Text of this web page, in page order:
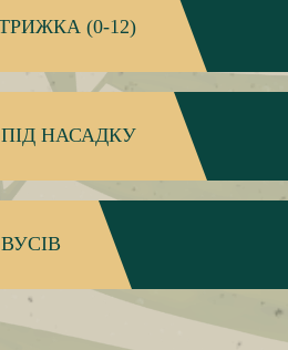
(0-12)
НАСАДКУ